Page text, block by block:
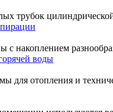
трубок
с накоплением
воды
для отопления и